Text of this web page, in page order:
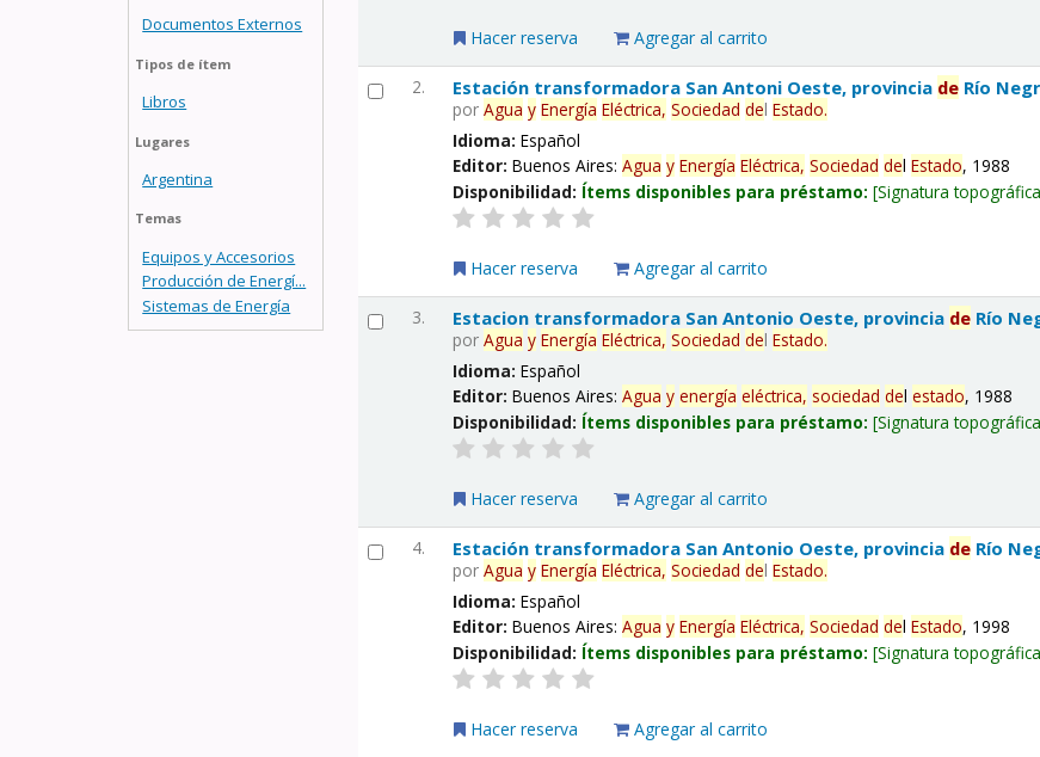
Documentos Externos
Tipos de ítem
Libros
Lugares
Argentina
Temas
Equipos y Accesorios
Producción de Energí...
Sistemas de Energía
Hacer reserva Agregar al carrito
2. Estación transformadora San Antoni Oeste, provincia de Río
porAgua y Energía Eléctrica, Sociedad delEstado.
Idioma:Español
Editor:Buenos Aires:Agua y Energía Eléctrica, Sociedad delEstado, 1988
Disponibilidad: Ítems disponibles para préstamo: Signatura
Hacer reserva Agregar al carrito
3. Estacion transformadora San Antonio Oeste, provincia de Río
porAgua y Energía Eléctrica, Sociedad delEstado.
Idioma:Español
Editor:Buenos Aires:Agua y energía eléctrica, sociedad delestado, 1988
Disponibilidad: Ítems disponibles para préstamo: Signatura
Hacer reserva Agregar al carrito
4. Estación transformadora San Antonio Oeste, provincia de Río
porAgua y Energía Eléctrica, Sociedad delEstado.
Idioma:Español
Editor:Buenos Aires:Agua y Energía Eléctrica, Sociedad delEstado, 1998
Disponibilidad: Ítems disponibles para préstamo: Signatura
Hacer reserva Agregar al carrito